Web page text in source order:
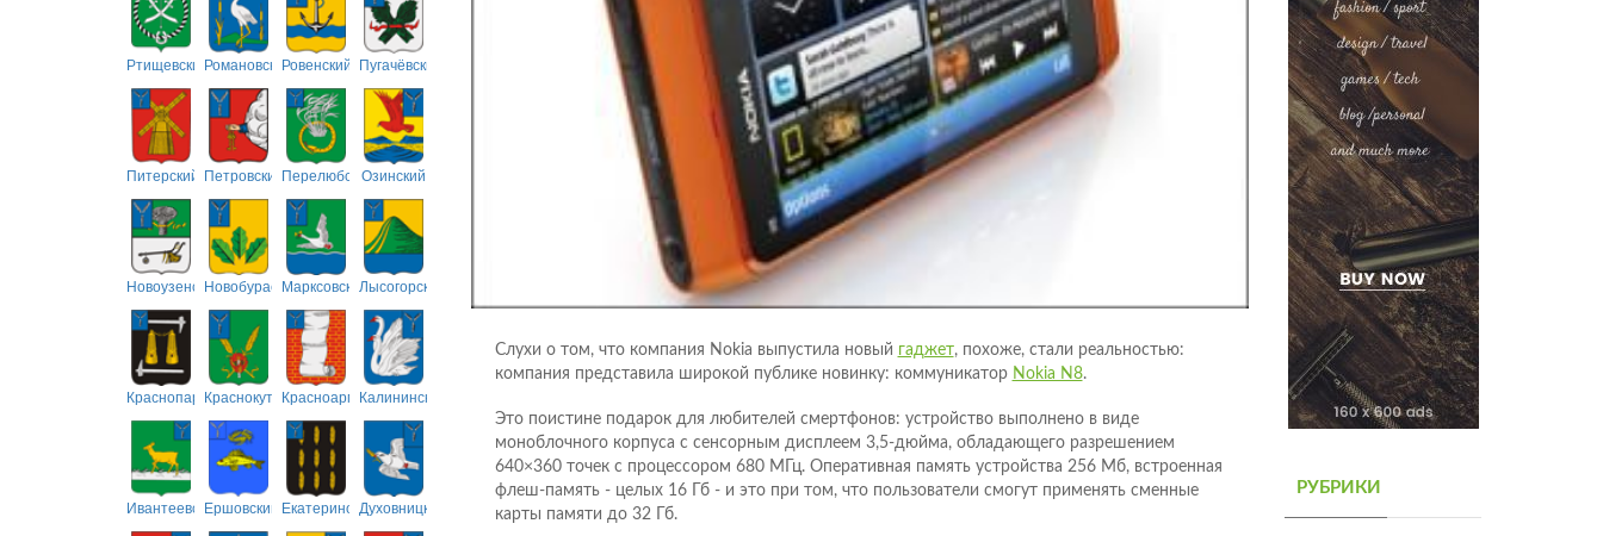
РтищевскийРомановскийРовенский Пугачёвский
Питерский ПетровскийПерелюбскийОзинский
НовоузенскийНовобурасскийМарксовскийЛысогорский
Краснопартизанский
КраснокутскийКрасноармейский
Калининский
ИвантеевскийЕршовский ЕкатериновскийДуховницкий
Слухи о том, что компания Nokia выпустила новый гаджет, похоже, стали реальностью:
компания представила широкой публике новинку: коммуникатор Nokia N8.
Это поистине подарок для любителей смертфонов: устройство выполнено в виде
моноблочного корпуса с сенсорным дисплеем 3,5-дюйма, обладающего разрешением
640×360 точек с процессором 680 МГц. Оперативная память устройства 256 Мб, встроенная
флеш-память - целых 16 Гб - и это при том, что пользователи смогут применять сменные
карты памяти до 32 Гб.
РУБРИКИ